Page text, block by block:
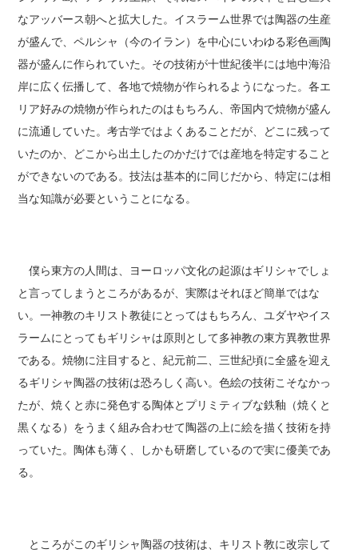
なアッバース朝へと拡大した。イスラーム世界では陶器の生産
が盛んで、ペルシャ（今のイラン）を中心にいわゆる彩色画陶
器が盛んに作られていた。その技術が十世紀後半には地中海沿
岸に広く伝播して、各地で焼物が作られるようになった。各エ
リア好みの焼物が作られたのはもちろん、帝国内で焼物が盛ん
に流通していた。考古学ではよくあることだが、どこに残って
いたのか、どこから出土したのかだけでは産地を特定すること
ができないのである。技法は基本的に同じだから、特定には相
当な知識が必要ということになる。
僕ら東方の人間は、ヨーロッパ文化の起源はギリシャでしょ
と言ってしまうところがあるが、実際はそれほど簡単ではな
い。一神教のキリスト教徒にとってはもちろん、ユダヤやイス
ラームにとってもギリシャは原則として多神教の東方異教世界
である。焼物に注目すると、紀元前二、三世紀頃に全盛を迎え
るギリシャ陶器の技術は恐ろしく高い。色絵の技術こそなかっ
たが、焼くと赤に発色する陶体とプリミティブな鉄釉（焼くと
黒くなる）をうまく組み合わせて陶器の上に絵を描く技術を持
っていた。陶体も薄く、しかも研磨しているので実に優美であ
る。
ところがこのギリシャ陶器の技術は、キリスト教に改宗して